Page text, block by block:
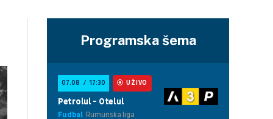
Programska šema